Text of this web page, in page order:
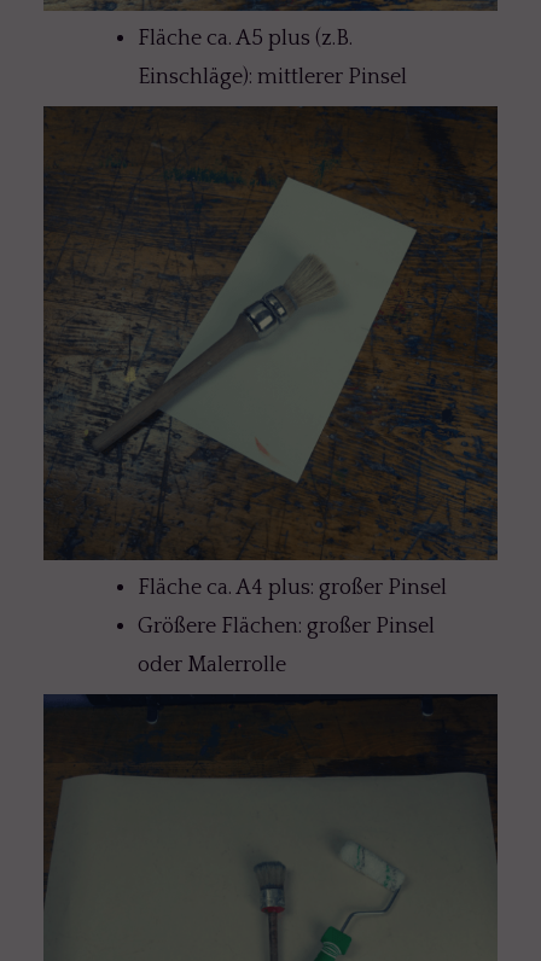
Fläche ca. A5 plus (z.B.
Einschläge): mittlerer Pinsel
Fläche ca. A4 plus: großer Pinsel
Größere Flächen: großer Pinsel
oder Malerrolle